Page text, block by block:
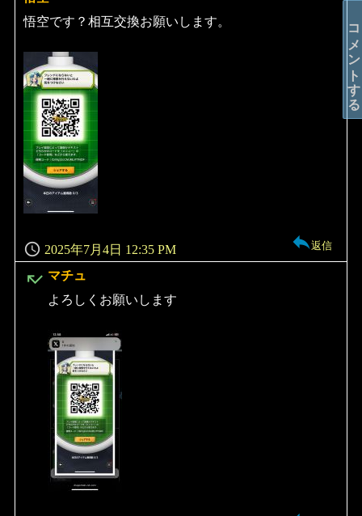
り:
2025年7月4日 12:35 PM
悟空です？相互交換お願いします。
返信
マチュ
よ
よろしくお願いします
コメントする